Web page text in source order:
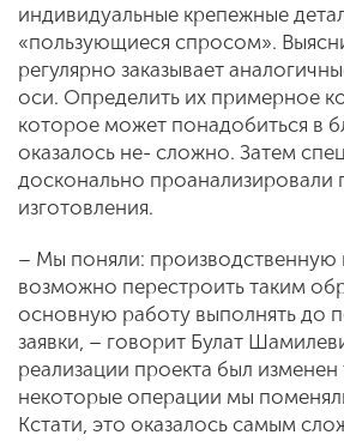
индивидуальные крепежные
«пользующиеся спросом».
регулярно заказывает
оси. Определить их примерное
которое может понадобиться в
оказалось не- сложно. Затем
досконально проанализировали
изготовления.
– Мы поняли: производственную
возможно перестроить таким
основную работу выполнять до
заявки, – говорит Булат
реализации проекта был изменен
некоторые операции мы
Кстати, это оказалось самым